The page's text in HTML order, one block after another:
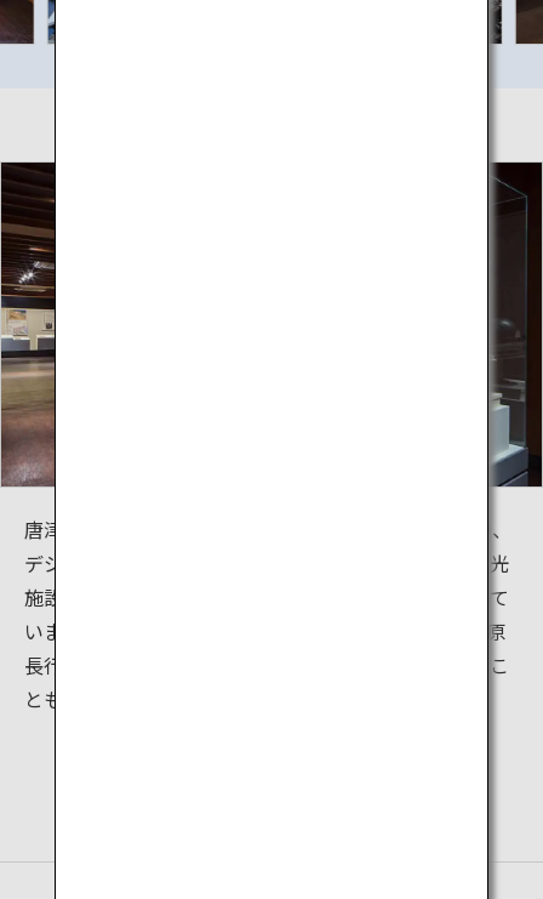
唐津城の天守閣内は2017年にリニューアルされており、
デジタルサイネージを活用し、唐津城を拠点とした観光
施設や食事処、おみやげ処などの観光ルートを紹介して
います。また、体験コーナーでは、豊臣秀吉公や小笠原
長行公の兜等のレプリカ衣装を着用し、記念撮影するこ
ともできます。